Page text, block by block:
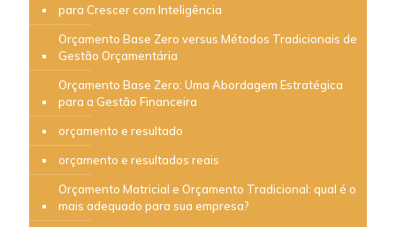
para Crescer com Inteligência
Orçamento Base Zero versus Métodos Tradicionais de
Gestão Orçamentária
Orçamento Base Zero: Uma Abordagem Estratégica
para a Gestão Financeira
orçamento e resultado
orçamento e resultados reais
Orçamento Matricial e Orçamento Tradicional: qual é o
mais adequado para sua empresa?